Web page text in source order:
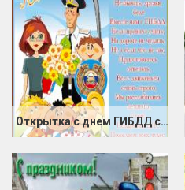
Открытка с днем ГИБДД со стихами